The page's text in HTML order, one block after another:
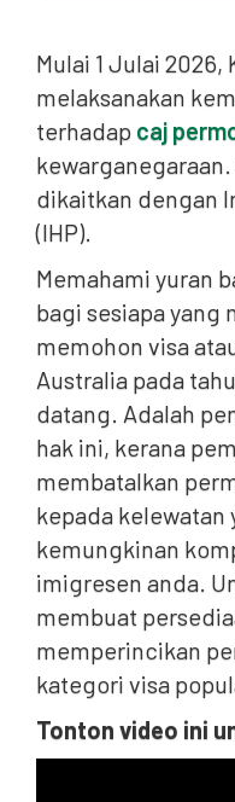
Mulai 1 Julai
melaksanakan
terhadap caj
dikaitkan dengan
(IHP).
Memahami yuran
bagi sesiapa yang
memohon visa
Australia pada
datang. Adalah
hak ini, kerana
membatalkan
kepada kelewatan
kemungkinan
imigresen anda.
membuat
memperincikan
kategori visa
Tonton video ini